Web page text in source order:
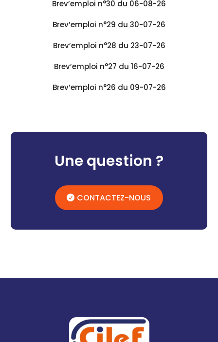
Brev’emploi n°30 du 06-08-26
Brev’emploi n°29 du 30-07-26
Brev’emploi n°28 du 23-07-26
Brev’emploi n°27 du 16-07-26
Brev’emploi n°26 du 09-07-26
Une question ?
CONTACTEZ-NOUS